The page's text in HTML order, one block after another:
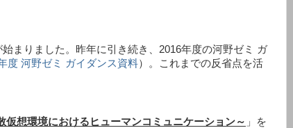
まりました。昨年に引き続き、2016年度の河野ゼミ ガ
度 河野ゼミ ガイダンス資料）。これまでの反省点を活
仮想環境におけるヒューマンコミュニケーション～ 」を